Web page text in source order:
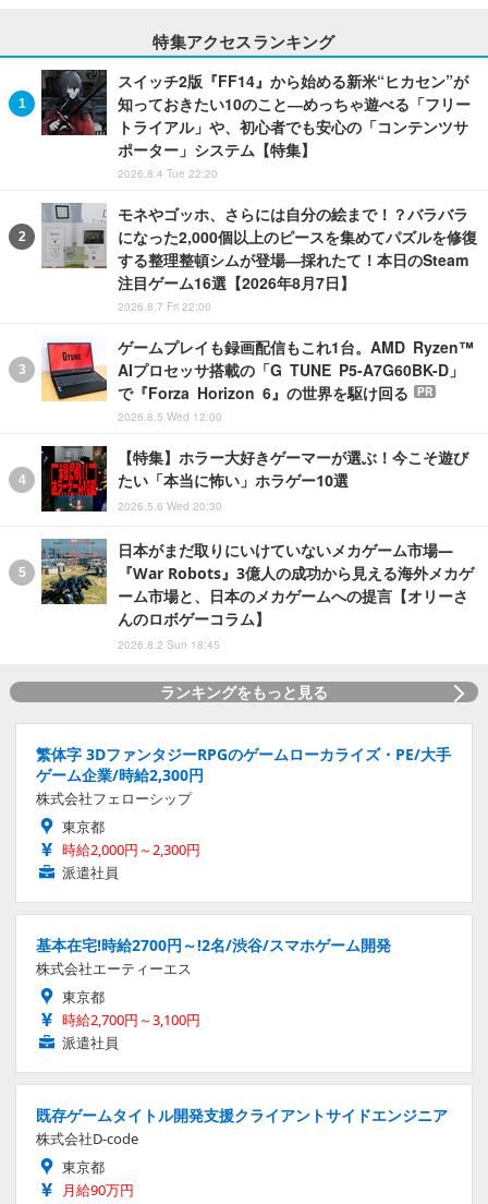
特集アクセスランキング
スイッチ2版『FF14』から始める新米“ヒカセン”が
知っておきたい10のこと―めっちゃ遊べる「フリー
トライアル」や、初心者でも安心の「コンテンツサ
ポーター」システム【特集】
2026.8.4 Tue 22:20
モネやゴッホ、さらには自分の絵まで！？バラバラ
になった2,000個以上のピースを集めてパズルを修復
する整理整頓シムが登場―採れたて！本日のSteam
注目ゲーム16選【2026年8月7日】
2026.8.7 Fri 22:00
ゲームプレイも録画配信もこれ1台。AMD Ryzen™
AIプロセッサ搭載の「G TUNE P5-A7G60BK-D」
で『Forza Horizon 6』の世界を駆け回る
PR
2026.8.5 Wed 12:00
【特集】ホラー大好きゲーマーが選ぶ！今こそ遊び
たい「本当に怖い」ホラゲー10選
2026.5.6 Wed 20:30
日本がまだ取りにいけていないメカゲーム市場―
『War Robots』3億人の成功から見える海外メカゲ
ーム市場と、日本のメカゲームへの提言【オリーさ
んのロボゲーコラム】
2026.8.2 Sun 18:45
ランキングをもっと見る
繁体字 3DファンタジーRPGのゲームローカライズ・PE/大手
ゲーム企業/時給2,300円
株式会社フェローシップ
東京都
時給2,000円～2,300円
派遣社員
基本在宅!時給2700円～!2名/渋谷/スマホゲーム開発
株式会社エーティーエス
東京都
時給2,700円～3,100円
派遣社員
既存ゲームタイトル開発支援クライアントサイドエンジニア
株式会社D-code
東京都
月給90万円